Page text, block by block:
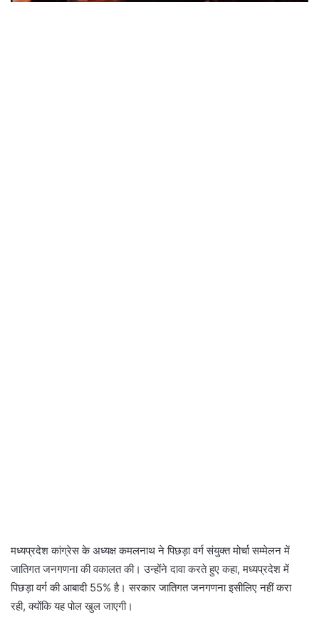
मध्यप्रदेश कांग्रेस के अध्यक्ष कमलनाथ ने पिछड़ा वर्ग संयुक्त मोर्चा सम्मेलन में
जातिगत जनगणना की वकालत की। उन्होंने दावा करते हुए कहा, मध्यप्रदेश में
पिछड़ा वर्ग की आबादी 55% है। सरकार जातिगत जनगणना इसीलिए नहीं करा
रही, क्योंकि यह पोल खुल जाएगी।